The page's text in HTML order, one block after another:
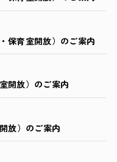
保育室開放）のご案内
開放）のご案内
放）のご案内